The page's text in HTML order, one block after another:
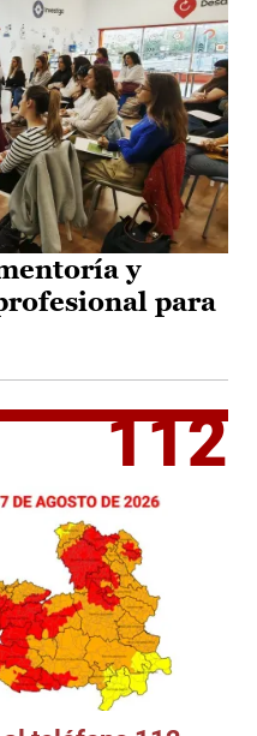
y
para
112